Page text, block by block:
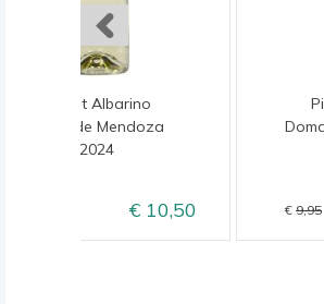
Fulget Albarino
Maior de Mendoza
2024
10,50 9,95